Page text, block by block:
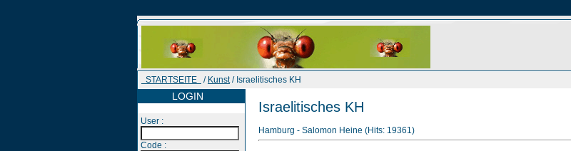
STARTSEITE / Kunst/ Israelitisches KH
LOGIN
User :
Code :
Israelitisches KH
Hamburg - Salomon Heine (Hits: 19361)